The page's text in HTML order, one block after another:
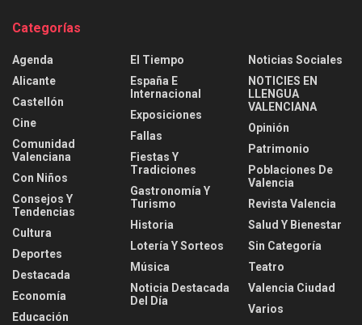
Categorías
Agenda
Alicante
Castellón
Cine
Comunidad
Valenciana
Con Niños
Consejos Y
Tendencias
Cultura
Deportes
Destacada
Economía
Educación
El Tiempo
España E
Internacional
Exposiciones
Fallas
Fiestas Y
Tradiciones
Gastronomía Y
Turismo
Historia
Lotería Y Sorteos
Música
Noticia Destacada
Del Día
Noticias Sociales
NOTICIES EN
LLENGUA
VALENCIANA
Opinión
Patrimonio
Poblaciones De
Valencia
Revista Valencia
Salud Y Bienestar
Sin Categoría
Teatro
Valencia Ciudad
Varios